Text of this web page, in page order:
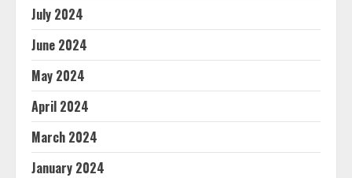
July 2024
June 2024
May 2024
April 2024
March 2024
January 2024